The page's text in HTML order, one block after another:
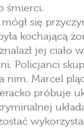
śmierci.
się
kochającą
jej ciało
Policjanci
nim. Marcel
próbuje